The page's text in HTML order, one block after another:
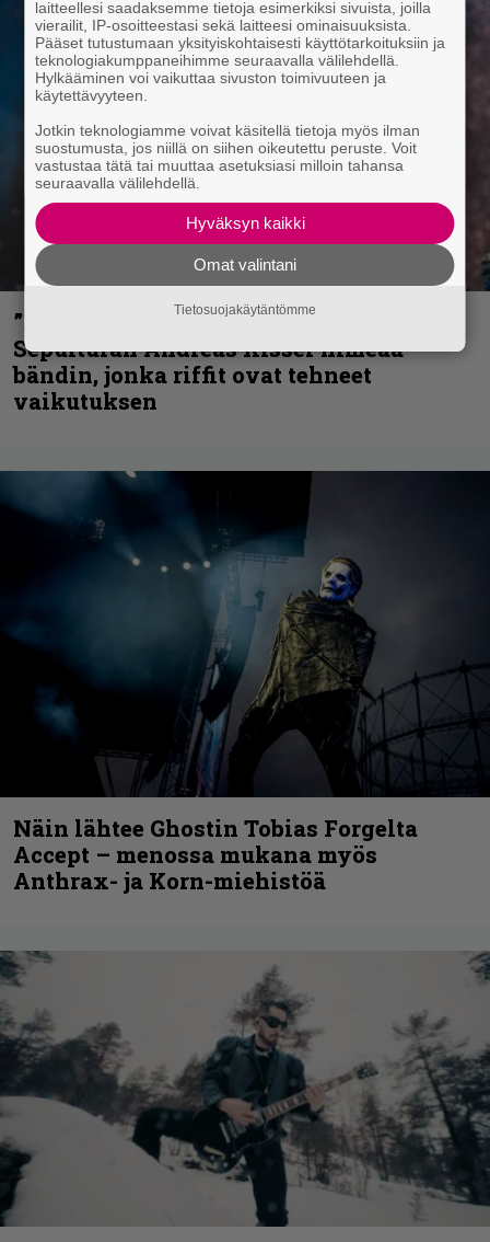
”He ovat tuoneet soittoon jotain uutta” –
Sepulturan Andreas Kisser nimeää
bändin, jonka riffit ovat tehneet
vaikutuksen
Näin lähtee Ghostin Tobias Forgelta
Accept – menossa mukana myös
Anthrax- ja Korn-miehistöä
laitteellesi saadaksemme tietoja esimerkiksi sivuista, joilla
vierailit, IP-osoitteestasi sekä laitteesi ominaisuuksista.
Pääset tutustumaan yksityiskohtaisesti käyttötarkoituksiin ja
teknologiakumppaneihimme seuraavalla välilehdellä.
Hylkääminen voi vaikuttaa sivuston toimivuuteen ja
käytettävyyteen.
Jotkin teknologiamme voivat käsitellä tietoja myös ilman
suostumusta, jos niillä on siihen oikeutettu peruste. Voit
vastustaa tätä tai muuttaa asetuksiasi milloin tahansa
seuraavalla välilehdellä.
Hyväksyn kaikki
Omat valintani
Tietosuojakäytäntömme